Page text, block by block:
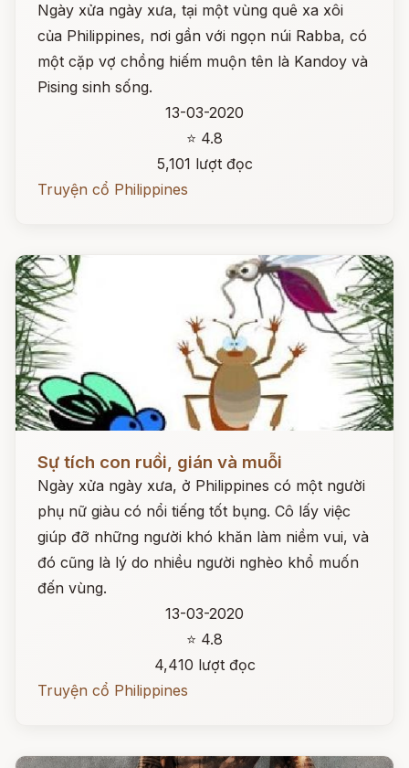
Ngày xửa ngày xưa, tại một vùng quê xa xôi
của Philippines, nơi gần với ngọn núi Rabba, có
một cặp vợ chồng hiếm muộn tên là Kandoy và
Pising sinh sống.
13-03-2020
⭐ 4.8
5,101 lượt đọc
Truyện cổ Philippines
Sự tích con ruồi, gián và muỗi
Ngày xửa ngày xưa, ở Philippines có một người
phụ nữ giàu có nổi tiếng tốt bụng. Cô lấy việc
giúp đỡ những người khó khăn làm niềm vui, và
đó cũng là lý do nhiều người nghèo khổ muốn
đến vùng.
13-03-2020
⭐ 4.8
4,410 lượt đọc
Truyện cổ Philippines